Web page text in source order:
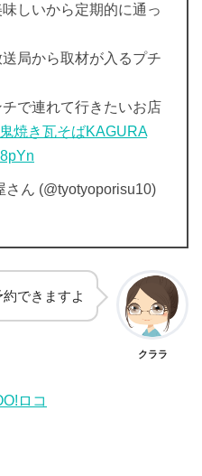
しいから定期的に通っ
局から取材が入るプチ
で連れて行きたいお店
焼き瓦そばKAGURA
ん (@tyotyoporisu10)
できますよ
クララ
ロコ